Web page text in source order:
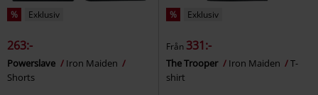
% Exklusiv
263:-
Powerslave
Iron Maiden
Shorts
% Exklusiv
Från 331:-
The Trooper Iron Maiden
T-
shirt